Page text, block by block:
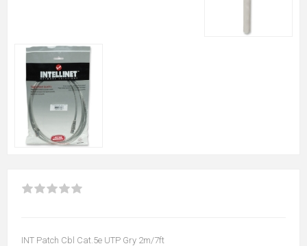
INT Patch Cbl Cat.5e UTP Gry 2m/7ft